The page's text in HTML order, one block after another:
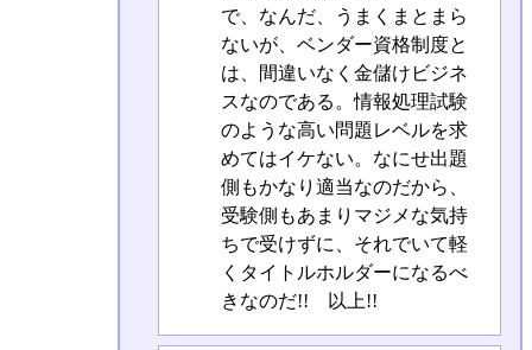
で、なんだ、うまくまとまら
ないが、ベンダー資格制度と
は、間違いなく金儲けビジネ
スなのである。情報処理試験
のような高い問題レベルを求
めてはイケない。なにせ出題
側もかなり適当なのだから、
受験側もあまりマジメな気持
ちで受けずに、それでいて軽
くタイトルホルダーになるべ
きなのだ!! 以上!!